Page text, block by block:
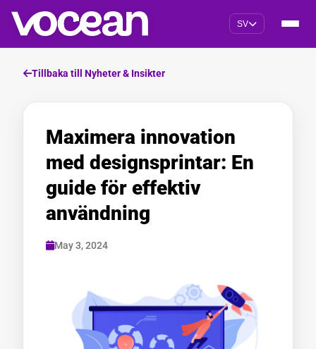
SV
Tillbaka till Nyheter & Insikter
Maximera innovation
med designsprintar: En
guide för effektiv
användning
May 3, 2024